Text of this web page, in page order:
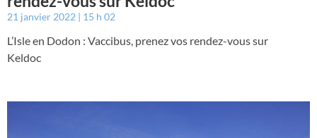
21 janvier 2022 15 h 02
L’Isle en Dodon : Vaccibus, prenez vos rendez-vous sur
Keldoc